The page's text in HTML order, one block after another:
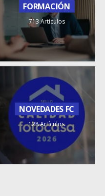
FORMACIÓN
713 Artículos
NOVEDADES FC
128 Artículos